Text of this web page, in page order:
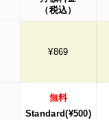
（税込）
¥869
無料
Standard(¥500)